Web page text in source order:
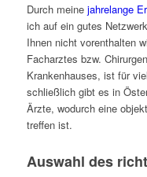
Durch meine jahrelange
ich auf ein gutes
Ihnen nicht vorenthalten
Facharztes bzw.
Krankenhauses, ist für
schließlich gibt es in
Ärzte, wodurch eine
treffen ist.
Auswahl des